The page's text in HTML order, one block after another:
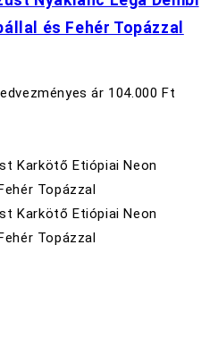
és Fehér Topázzal
ár 104.000 Ft